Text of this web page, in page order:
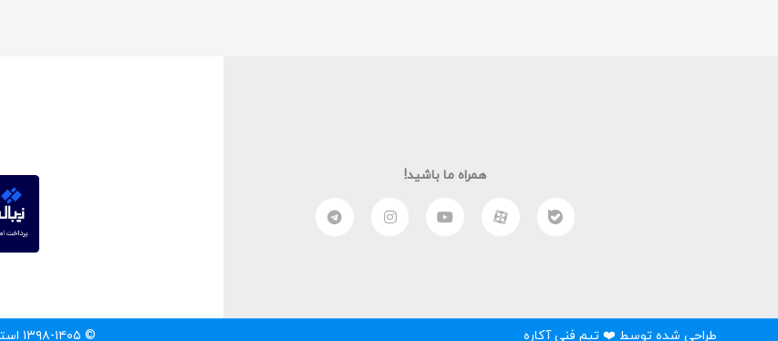
همراه ما باشید!
طراحی شده توسط ❤️ تیم فنی آکاره © ۱۳۹۸-۱۴۰۵ استفاده از مطالب سایت تنها با درج لینک مستقیم به آن مطلب مجاز است.‌